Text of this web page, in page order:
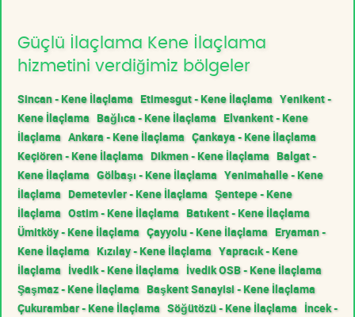
Güçlü İlaçlama Kene İlaçlama
hizmetini verdiğimiz bölgeler
Sincan - Kene İlaçlama Etimesgut - Kene İlaçlama Yenikent -
Kene İlaçlama Bağlıca - Kene İlaçlama Elvankent - Kene
İlaçlama Ankara - Kene İlaçlama Çankaya - Kene İlaçlama
Keçiören - Kene İlaçlama Dikmen - Kene İlaçlama Balgat -
Kene İlaçlama Gölbaşı - Kene İlaçlama Yenimahalle - Kene
İlaçlama Demetevler - Kene İlaçlama Şentepe - Kene
İlaçlama Ostim - Kene İlaçlama Batıkent - Kene İlaçlama
Ümitköy - Kene İlaçlama Çayyolu - Kene İlaçlama Eryaman -
Kene İlaçlama Kızılay - Kene İlaçlama Yapracık - Kene
İlaçlama İvedik - Kene İlaçlama İvedik OSB - Kene İlaçlama
Şaşmaz - Kene İlaçlama Başkent Sanayisi - Kene İlaçlama
Çukurambar - Kene İlaçlama Söğütözü - Kene İlaçlama İncek -